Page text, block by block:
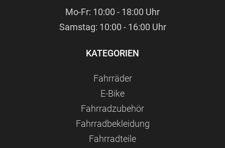
Mo-Fr: 10:00 - 18:00 Uhr
Samstag: 10:00 - 16:00 Uhr
KATEGORIEN
Fahrräder
E-Bike
Fahrradzubehör
Fahrradbekleidung
Fahrradteile